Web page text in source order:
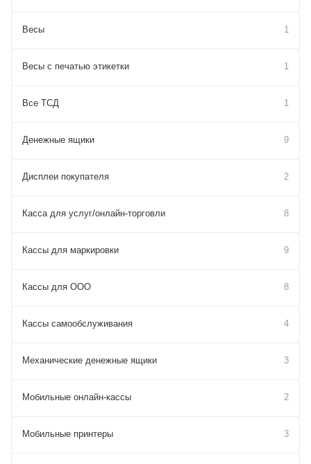
Весы 1
Весы с печатью этикетки 1
Все ТСД 1
Денежные ящики 9
Дисплеи покупателя 2
Касса для услуг/онлайн-торговли 8
Кассы для маркировки 9
Кассы для ООО 8
Кассы самообслуживания 4
Механические денежные ящики 3
Мобильные онлайн-кассы 2
Мобильные принтеры 3